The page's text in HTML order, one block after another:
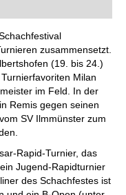
und
zusammensetzt.
(19. bis 24.)
Milan
im Feld. In der
Remis gegen seinen
SV Ilmmünster zum
Rapid-Turnier, das
Jugend-Rapidturnier
des Schachfestes ist